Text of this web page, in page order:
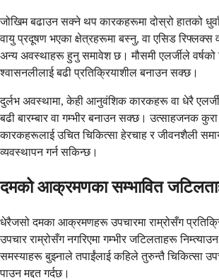
जोखिम बढाउन सक्ने थप कारकहरूमा दोस्रो हातको
वायु प्रदूषण भएका क्षेत्रहरूमा बस्नु, वा एसिड रिफ्लक्स
अन्य अवस्थाहरू हुनु समावेश छ। मौसमी एलर्जीले वर्षको
श्वासनलीलाई बढी प्रतिक्रियाशील बनाउन सक्छ।
दुर्लभ अवस्थामा, केही आनुवंशिक कारकहरू वा धेरै
बढी बारम्बार वा गम्भीर बनाउन सक्छ। उत्साहजनक
कारकहरूलाई उचित चिकित्सा हेरचाह र जीवनशैली
व्यवस्थापन गर्न सकिन्छ।
दमको आक्रमणका सम्भावित
धेरैजसो दमका आक्रमणहरू उपचारमा राम्रोसँग
उपचार राम्रोसँग नगरिएमा गम्भीर जटिलताहरू
समस्याहरू बुझ्नाले तपाईंलाई कहिले तुरुन्तै चिकित्सा
पाउन मद्दत गर्दछ।